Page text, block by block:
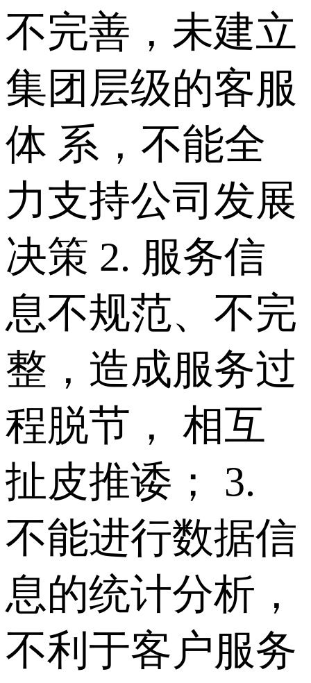
不完善，未建立
集团层级的客服
体 系，不能全
力支持公司发展
决策 2. 服务信
息不规范、不完
整，造成服务过
程脱节， 相互
扯皮推诿； 3.
不能进行数据信
息的统计分析，
不利于客户服务